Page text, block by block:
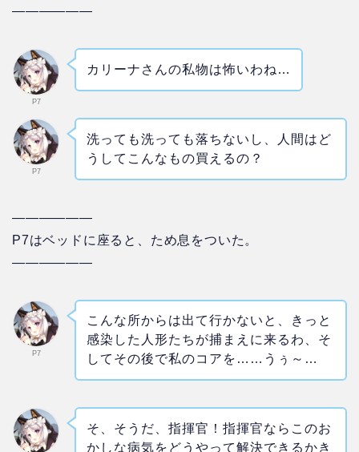
——————
P7
カリーナさんの私物は怖いわね…
P7
洗っても洗っても落ちないし、人間はど
うしてこんなもの買えるの？
——————
P7はベッドに座ると、ため息をついた。
——————
P7
こんな所からは出て行かないと、きっと
感染した人形たちが捕まえに来るわ、そ
してその後で私のコアを……うぅ～…
そ、そうだ、指揮官！指揮官ならこのお
かしな病気をどうやって解決できるかき